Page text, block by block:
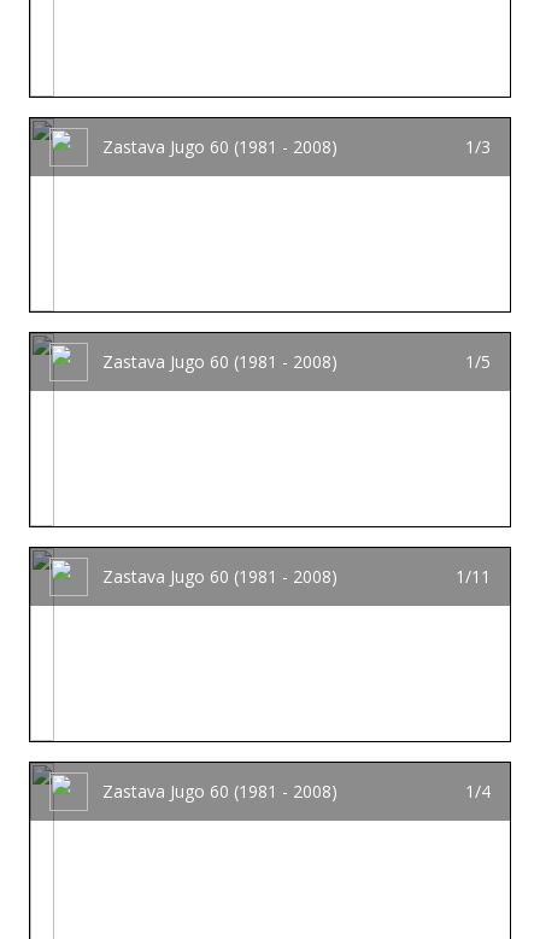
Zastava Jugo 60 (1981 - 2008) 1/3
Zastava Jugo 60 (1981 - 2008) 1/5
Zastava Jugo 60 (1981 - 2008) 1/11
Zastava Jugo 60 (1981 - 2008) 1/4